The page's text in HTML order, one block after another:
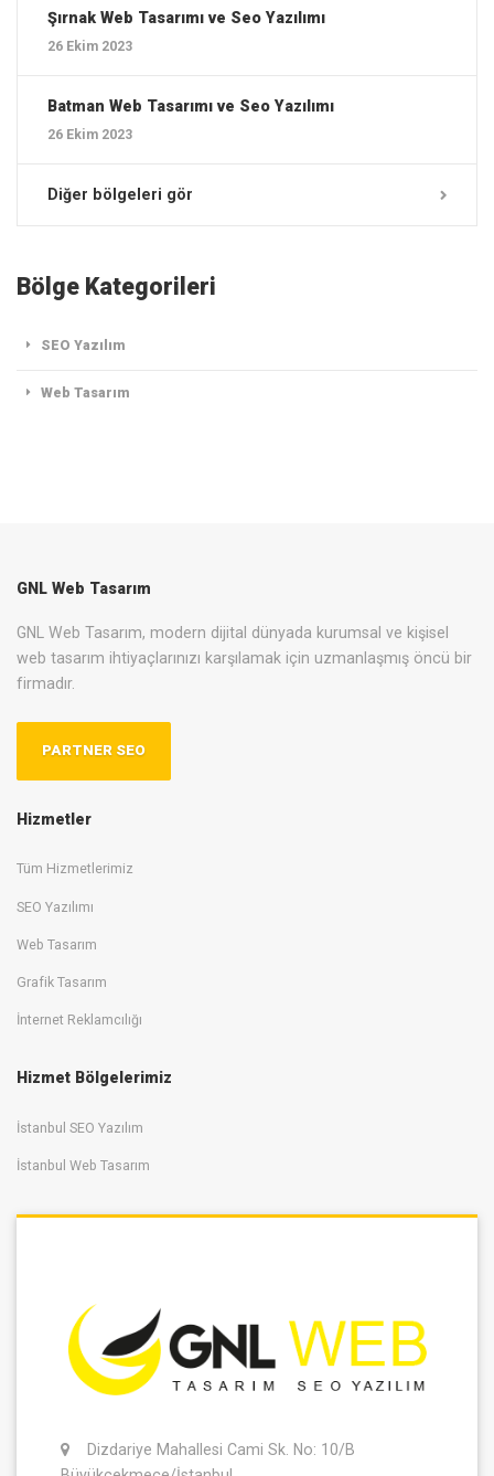
Şırnak ‎Web Tasarımı ve Seo Yazılımı
26 Ekim 2023
Batman ‎Web Tasarımı ve Seo Yazılımı
26 Ekim 2023
Diğer bölgeleri gör
Bölge Kategorileri
SEO Yazılım
Web Tasarım
GNL Web Tasarım
GNL Web Tasarım, modern dijital dünyada kurumsal ve kişisel
web tasarım ihtiyaçlarınızı karşılamak için uzmanlaşmış öncü bir
firmadır.
PARTNER SEO
Hizmetler
Tüm Hizmetlerimiz
SEO Yazılımı
Web Tasarım
Grafik Tasarım
İnternet Reklamcılığı
Hizmet Bölgelerimiz
İstanbul SEO Yazılım
İstanbul Web Tasarım
Dizdariye Mahallesi Cami Sk. No: 10/B